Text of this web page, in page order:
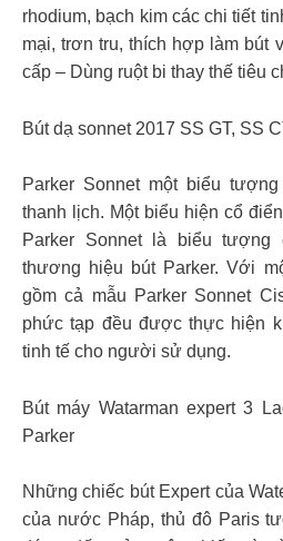
rhodium, bạch kim các chi tiết
mại, trơn tru, thích hợp làm bút
cấp – Dùng ruột bi thay thế tiêu
Bút dạ sonnet 2017 SS GT, SS
Parker Sonnet một biểu
thanh lịch. Một biểu hiện cổ
Parker Sonnet là biểu
thương hiệu bút Parker. Với
gồm cả mẫu Parker Sonnet
phức tạp đều được thực hiện
tinh tế cho người sử dụng.
Bút máy Watarman expert 3
Parker
Những chiếc bút Expert của
của nước Pháp, thủ đô Paris